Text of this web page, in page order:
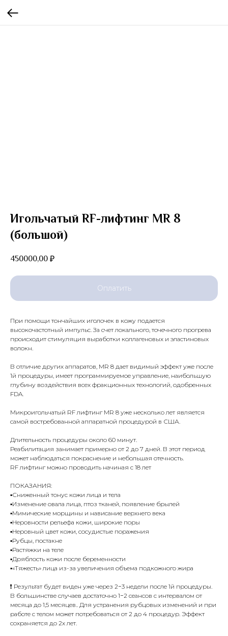
Игольчатый RF-лифтинг MR 8
(большой)
450000,00₽
Оплатить
При помощи тончайших иголочек в кожу подается
высокочастотный импульс. За счет локального, точечного прогрева
происходит стимуляция выработки коллагеновых и эластиновых
волокн.
В отличие других аппаратов, MR 8 дает видимый эффект уже после
1й процедуры, имеет программируемое управление, наибольшую
глубину воздействия всех фракционных технологий, одобренных
FDA.
Микроигольчатый RF лифтинг MR 8 уже несколько лет является
самой востребованной аппаратной процедурой в США.
Длительность процедуры около 60 минут.
Реабилитация занимает примерно от 2 до 7 дней. В этот период
может наблюдаться покраснение и небольшая отечность.
RF лифтинг можно проводить начиная с 18 лет
ПОКАЗАНИЯ:
▪️Сниженный тонус кожи лица и тела
▪️Изменение овала лица, птоз тканей, появление брылей
▪️Мимические морщины и нависание верхнего века
▪️Неровности рельефа кожи, широкие поры
▪️Неровный цвет кожи, сосудистые поражения
▪️Рубцы, постакне
▪️Растяжки на теле
▪️Дряблость кожи после беременности
▪️«Тяжесть» лица из-за увеличения объема подкожного жира
❗️ Результат будет виден уже через 2−3 недели после 1й процедуры.
В большинстве случаев достаточно 1−2 сеансов с интервалом от
месяца до 1,5 месяцев.. Для устранения рубцовых изменений и при
работе с телом может потребоваться от 2 до 4 процедур. Эффект
сохраняется до 2х лет.